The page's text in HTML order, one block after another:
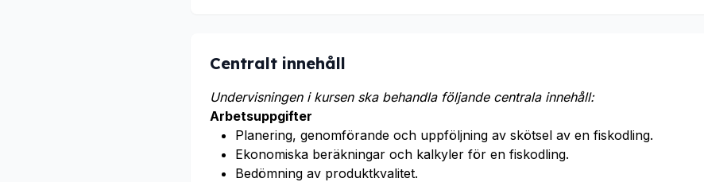
Centralt innehåll
Undervisningen i kursen ska behandla följande centrala innehåll:
Arbetsuppgifter
Planering, genomförande och uppföljning av skötsel av en fiskodling.
Ekonomiska beräkningar och kalkyler för en fiskodling.
Bedömning av produktkvalitet.